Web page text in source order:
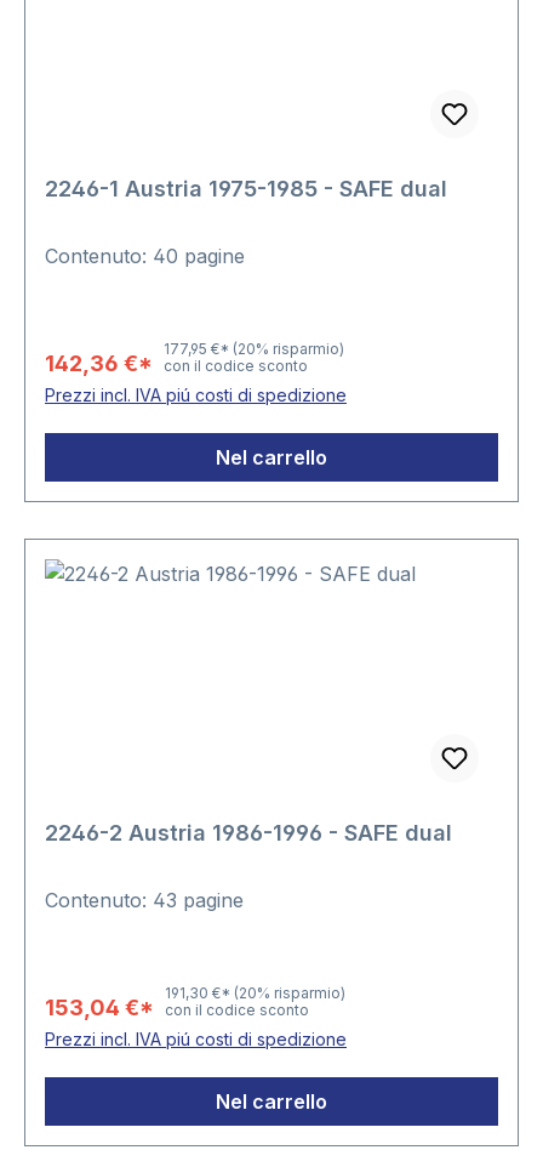
2246-1 Austria 1975-1985 - SAFE dual
Contenuto: 40 pagine
142,36 €*
177,95 €* (20% risparmio)
con il codice sconto
Prezzi incl. IVA piú costi di spedizione
Nel carrello
2246-2 Austria 1986-1996 - SAFE dual
Contenuto: 43 pagine
153,04 €*
191,30 €* (20% risparmio)
con il codice sconto
Prezzi incl. IVA piú costi di spedizione
Nel carrello